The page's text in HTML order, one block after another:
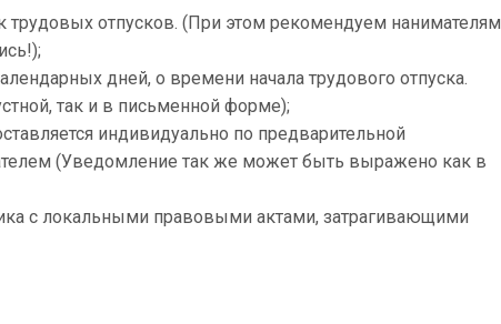
трудовых отпусков. (При этом рекомендуем нанимателям
дней, о времени начала трудового отпуска.
так и в письменной форме);
индивидуально по предварительной
(Уведомление так же может быть выражено как в
с локальными правовыми актами, затрагивающими